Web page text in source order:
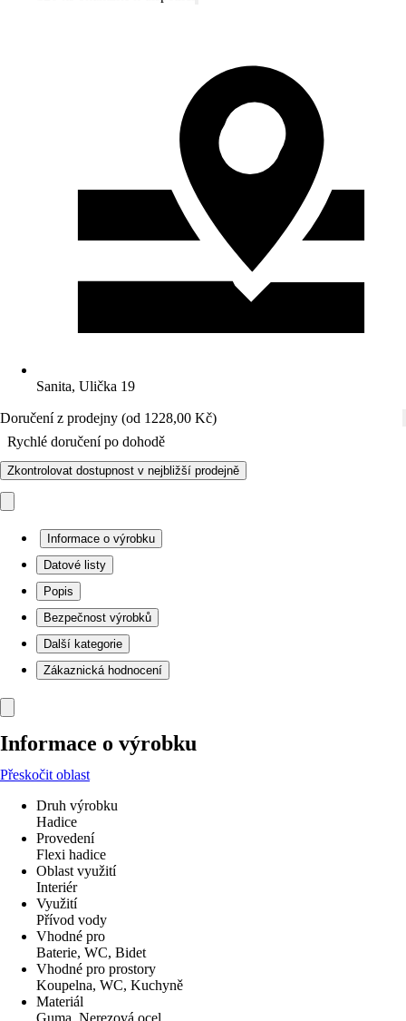
Sanita, Ulička 19
Doručení z prodejny (od 1228,00 Kč)
Rychlé doručení po dohodě
Zkontrolovat dostupnost v nejbližší prodejně
Informace o výrobku
Datové listy
Popis
Bezpečnost výrobků
Další kategorie
Zákaznická hodnocení
Informace o výrobku
Přeskočit oblast
Druh výrobku
Hadice
Provedení
Flexi hadice
Oblast využití
Interiér
Využití
Přívod vody
Vhodné pro
Baterie, WC, Bidet
Vhodné pro prostory
Koupelna, WC, Kuchyně
Materiál
Guma, Nerezová ocel